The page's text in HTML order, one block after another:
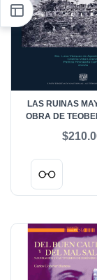
LAS RUINAS
OBRA DE